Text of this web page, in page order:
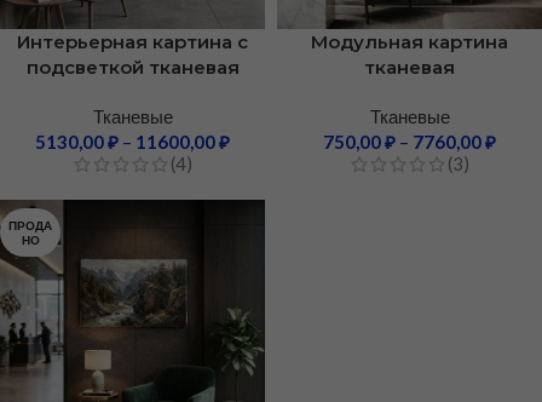
Интерьерная картина с
подсветкой тканевая
Тканевые
5130,00₽ – 11600,00₽
(4)
Модульная картина
тканевая
Тканевые
750,00₽ – 7760,00₽
(3)
ПРОДА
НО